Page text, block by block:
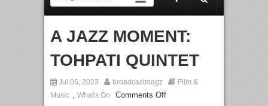
Perpaduan Warisan Dan Semangat Lokal, BIRKENSTOCK INDONESIA
Jakarta dengan Ribuan Mainan dan Produk Bayi dari Seluruh Dunia,
A JAZZ MOMENT:
TOHPATI QUINTET
Jul 05, 2023 broadcastmagz
Film &
Music , What's On Comments Off